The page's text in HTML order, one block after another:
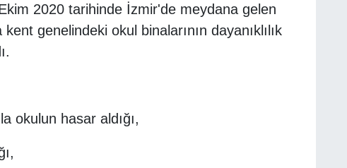
2020 tarihinde İzmir'de meydana gelen
genelindeki okul binalarının dayanıklılık
okulun hasar aldığı,